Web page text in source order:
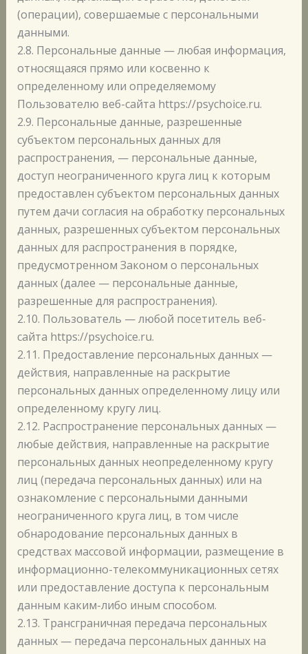
(операции), совершаемые с персональными
данными.
2.8. Персональные данные — любая информация,
относящаяся прямо или косвенно к
определенному или определяемому
Пользователю веб-сайта https://psychoice.ru.
2.9. Персональные данные, разрешенные
субъектом персональных данных для
распространения, — персональные данные,
доступ неограниченного круга лиц к которым
предоставлен субъектом персональных данных
путем дачи согласия на обработку персональных
данных, разрешенных субъектом персональных
данных для распространения в порядке,
предусмотренном Законом о персональных
данных (далее — персональные данные,
разрешенные для распространения).
2.10. Пользователь — любой посетитель веб-
сайта https://psychoice.ru.
2.11. Предоставление персональных данных —
действия, направленные на раскрытие
персональных данных определенному лицу или
определенному кругу лиц.
2.12. Распространение персональных данных —
любые действия, направленные на раскрытие
персональных данных неопределенному кругу
лиц (передача персональных данных) или на
ознакомление с персональными данными
неограниченного круга лиц, в том числе
обнародование персональных данных в
средствах массовой информации, размещение в
информационно-телекоммуникационных сетях
или предоставление доступа к персональным
данным каким-либо иным способом.
2.13. Трансграничная передача персональных
данных — передача персональных данных на